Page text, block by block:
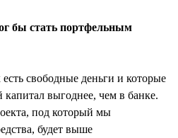
бы стать портфельным
свободные деньги и которые
капитал выгоднее, чем в банке.
под который мы
будет выше